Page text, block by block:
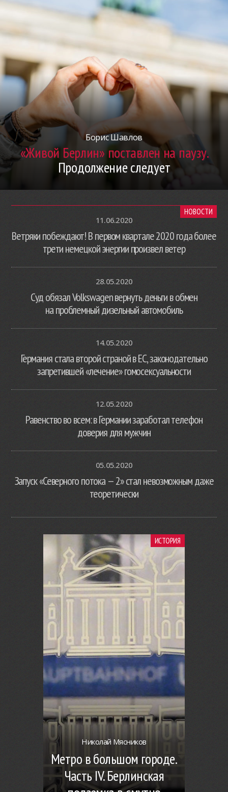
Борис Шавлов
«Живой Берлин» поставлен на паузу.
Продолжение следует
НОВОСТИ
11.06.2020
Ветряки побеждают! В первом квартале 2020 года более
трети немецкой энергии произвел ветер
28.05.2020
Суд обязал Volkswagen вернуть деньги в обмен
на проблемный дизельный автомобиль
14.05.2020
Германия стала второй страной в ЕС, законодательно
запретившей «лечение» гомосексуальности
12.05.2020
Равенство во всем: в Германии заработал телефон
доверия для мужчин
05.05.2020
Запуск «Северного потока — 2» стал невозможным даже
теоретически
ИСТОРИЯ
Николай Мясников
Метро в большом городе.
Часть IV. Берлинская